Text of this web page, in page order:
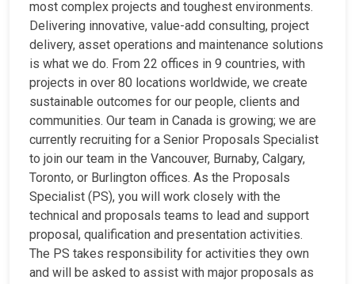
most complex projects and toughest environments.
Delivering innovative, value-add consulting, project
delivery, asset operations and maintenance solutions
is what we do. From 22 offices in 9 countries, with
projects in over 80 locations worldwide, we create
sustainable outcomes for our people, clients and
communities. Our team in Canada is growing; we are
currently recruiting for a Senior Proposals Specialist
to join our team in the Vancouver, Burnaby, Calgary,
Toronto, or Burlington offices. As the Proposals
Specialist (PS), you will work closely with the
technical and proposals teams to lead and support
proposal, qualification and presentation activities.
The PS takes responsibility for activities they own
and will be asked to assist with major proposals as